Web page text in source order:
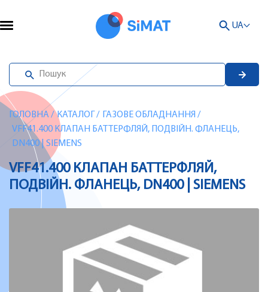
UA
ГОЛОВНА/ КАТАЛОГ / ГАЗОВЕ ОБЛАДНАННЯ /
VFF41.400 КЛАПАН БАТТЕРФЛЯЙ, ПОДВІЙН. ФЛАНЕЦЬ,
DN400 | SIEMENS
VFF41.400 КЛАПАН БАТТЕРФЛЯЙ,
ПОДВІЙН. ФЛАНЕЦЬ, DN400 | SIEMENS